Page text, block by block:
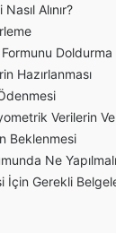
Alınır?
Doldurma
Hazırlanması
Verilerin
Beklenmesi
Ne
İçin Gerekli